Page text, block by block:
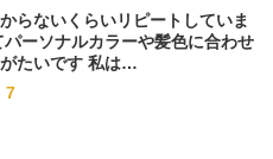
らないくらいリピートしていま
ーソナルカラーや髪色に合わせ
たいです 私は…
7